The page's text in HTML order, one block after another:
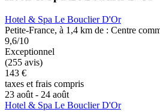
Hotel & Spa Le Bouclier D'Or
Petite-France, à 1,4 km de : Centre
9,6/10
Exceptionnel
(255 avis)
143 €
taxes et frais compris
23 août - 24 août
Hotel & Spa Le Bouclier D'Or